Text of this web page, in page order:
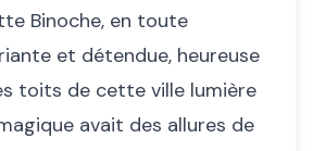
Binoche, en toute
et détendue, heureuse
toits de cette ville lumière
avait des allures de